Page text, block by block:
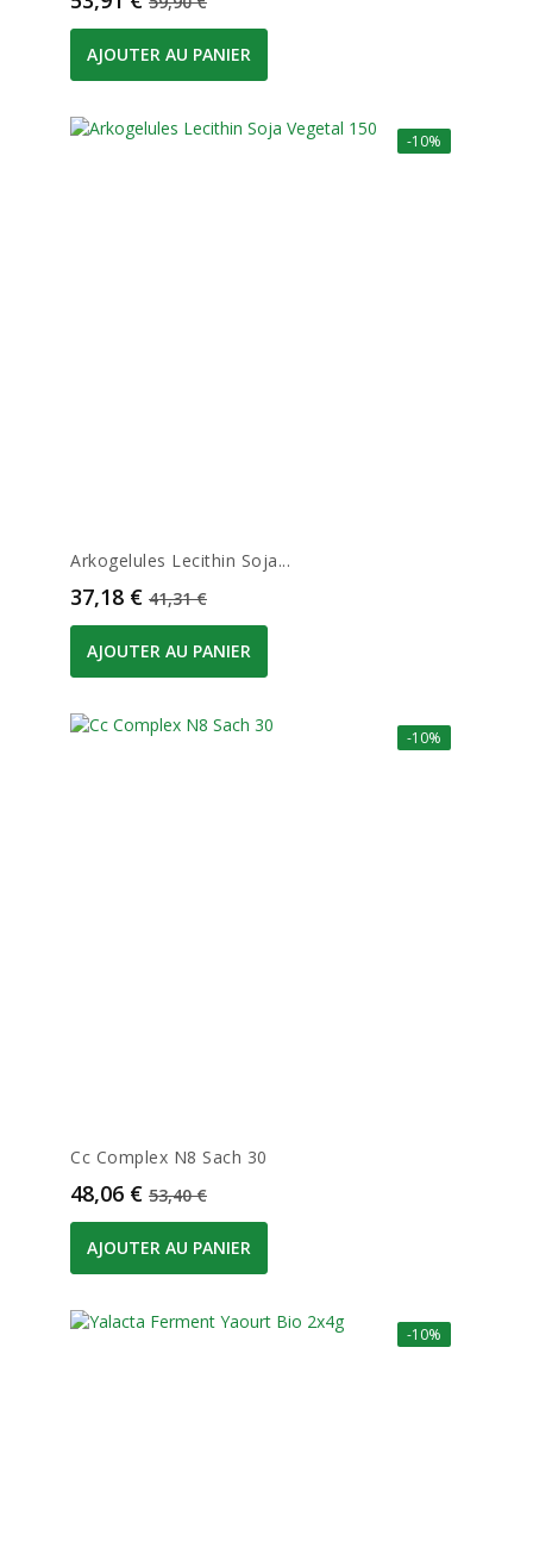
AJOUTER AU PANIER
-10%
Arkogelules Lecithin Soja...
Prix
37,18 € Prix de base
41,31 €
AJOUTER AU PANIER
-10%
Cc Complex N8 Sach 30
Prix
48,06 € Prix de base
53,40 €
AJOUTER AU PANIER
-10%